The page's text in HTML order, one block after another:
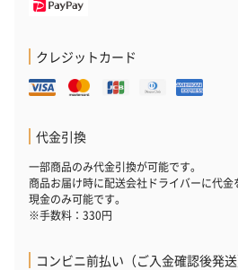
クレジットカード
代金引換
一部商品のみ代金引換が可能です。
商品お届け時に配送会社ドライバーに代
現金のみ可能です。
※手数料：330円
コンビニ前払い（ご入金確認後発送